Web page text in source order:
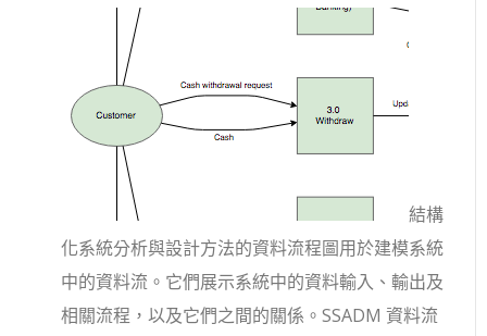
結構
化系統分析與設計方法的資料流程圖用於建模系統
中的資料流。它們展示系統中的資料輸入、輸出及
相關流程，以及它們之間的關係。SSADM 資料流